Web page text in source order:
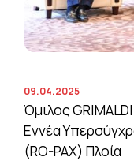
09.04.2025
Όμιλος
Εννέα
(RO-PAX) Πλοία